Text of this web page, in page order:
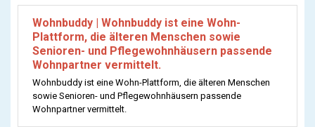
Wohnbuddy | Wohnbuddy ist eine Wohn-
Plattform, die älteren Menschen sowie
Senioren- und Pflegewohnhäusern passende
Wohnpartner vermittelt.
Wohnbuddy ist eine Wohn-Plattform, die älteren Menschen
sowie Senioren- und Pflegewohnhäusern passende
Wohnpartner vermittelt.